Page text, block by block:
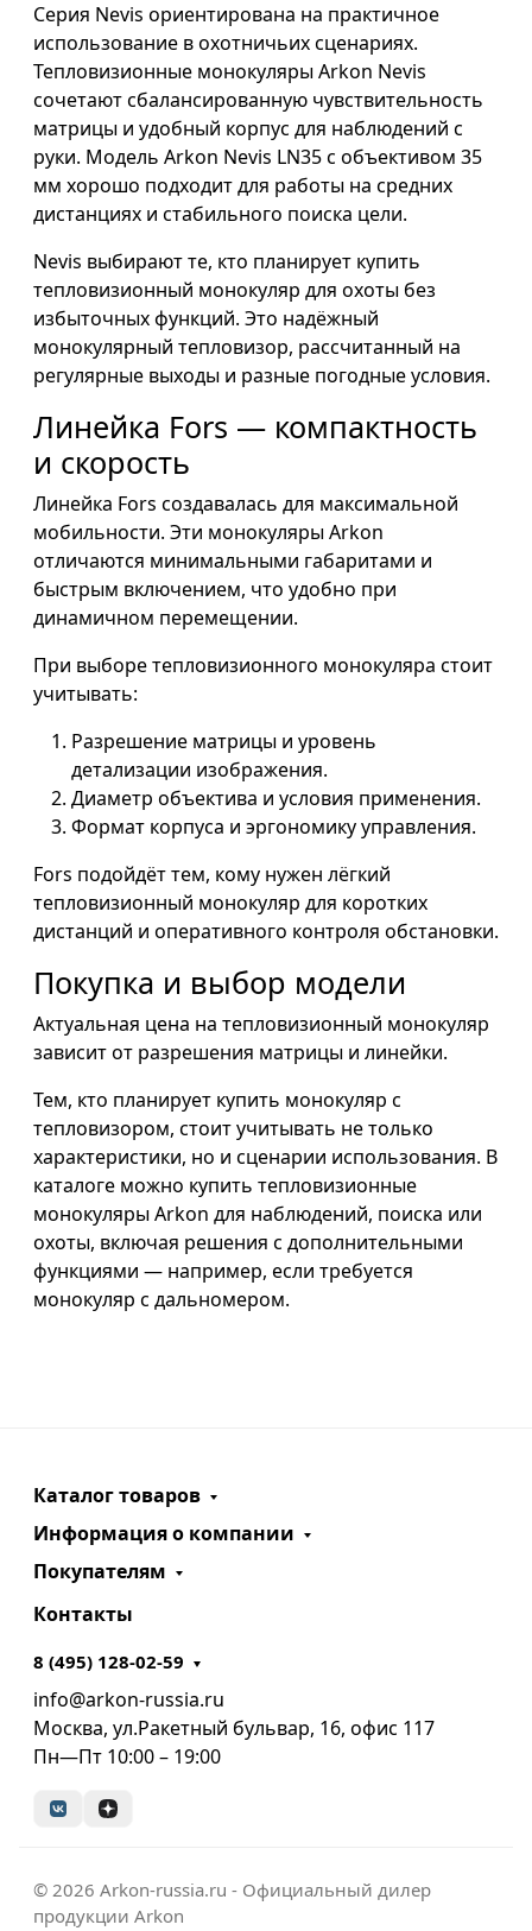
Серия Nevis ориентирована на практичное
использование в охотничьих сценариях.
Тепловизионные монокуляры Arkon Nevis
сочетают сбалансированную чувствительность
матрицы и удобный корпус для наблюдений с
руки. Модель Arkon Nevis LN35 с объективом 35
мм хорошо подходит для работы на средних
дистанциях и стабильного поиска цели.
Nevis выбирают те, кто планирует купить
тепловизионный монокуляр для охоты без
избыточных функций. Это надёжный
монокулярный тепловизор, рассчитанный на
регулярные выходы и разные погодные условия.
Линейка Fors — компактность
и скорость
Линейка Fors создавалась для максимальной
мобильности. Эти монокуляры Arkon
отличаются минимальными габаритами и
быстрым включением, что удобно при
динамичном перемещении.
При выборе тепловизионного монокуляра стоит
учитывать:
Разрешение матрицы и уровень
детализации изображения.
Диаметр объектива и условия применения.
Формат корпуса и эргономику управления.
Fors подойдёт тем, кому нужен лёгкий
тепловизионный монокуляр для коротких
дистанций и оперативного контроля обстановки.
Покупка и выбор модели
Актуальная цена на тепловизионный монокуляр
зависит от разрешения матрицы и линейки.
Тем, кто планирует купить монокуляр с
тепловизором, стоит учитывать не только
характеристики, но и сценарии использования. В
каталоге можно купить тепловизионные
монокуляры Arkon для наблюдений, поиска или
охоты, включая решения с дополнительными
функциями — например, если требуется
монокуляр с дальномером.
Каталог товаров
Информация о компании
Покупателям
Контакты
8 (495) 128-02-59
info@arkon-russia.ru
Москва, ул.Ракетный бульвар, 16, офис 117
Пн—Пт 10:00 – 19:00
© 2026 Arkon-russia.ru - Официальный дилер
продукции Arkon